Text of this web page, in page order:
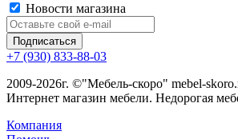
Новости магазина
+7 (930) 833-88-03
2009-2026г. ©"Мебель-скоро" mebel-
Интернет магазин мебели. Недорогая
Компания